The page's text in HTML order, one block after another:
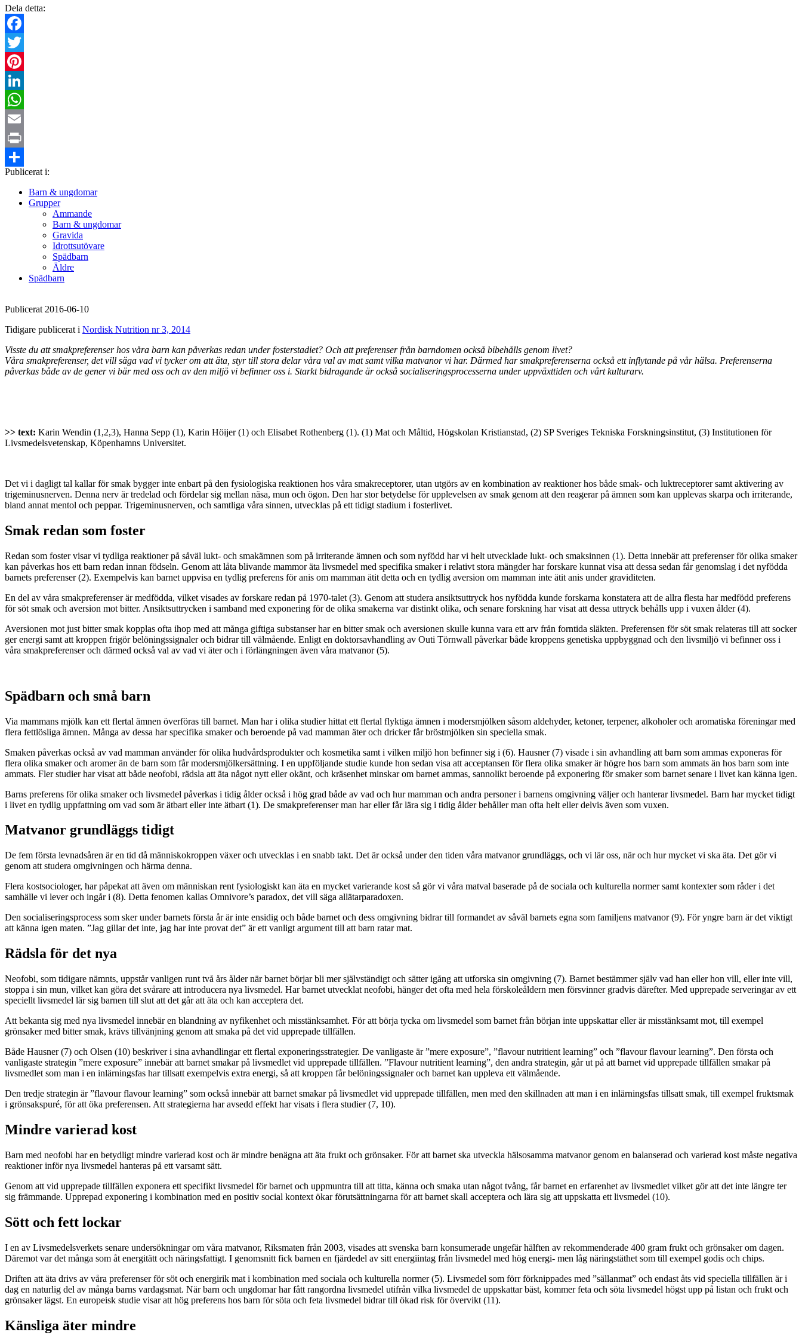
Dela detta:
Facebook
Twitter
Pinterest
LinkedIn
WhatsApp
Email
Print
Dela
Publicerat i:
Barn & ungdomar
Grupper
Ammande
Barn & ungdomar
Gravida
Idrottsutövare
Spädbarn
Äldre
Spädbarn
Publicerat 2016-06-10
Tidigare publicerat i Nordisk Nutrition nr 3, 2014
Visste du att smakpreferenser hos våra barn kan påverkas redan under fosterstadiet? Och att preferenser från barndomen också bibehålls genom livet?
Våra smakpreferenser, det vill säga vad vi tycker om att äta, styr till stora delar våra val av mat samt vilka matvanor vi har. Därmed har smakpreferenserna också ett inflytande på vår hälsa. Preferenserna
påverkas både av de gener vi bär med oss och av den miljö vi befinner oss i. Starkt bidragande är också socialiseringsprocesserna under uppväxttiden och vårt kulturarv.
>> text: Karin Wendin (1,2,3), Hanna Sepp (1), Karin Höijer (1) och Elisabet Rothenberg (1). (1) Mat och Måltid, Högskolan Kristianstad, (2) SP Sveriges Tekniska Forskningsinstitut, (3) Institutionen för
Livsmedelsvetenskap, Köpenhamns Universitet.
Det vi i dagligt tal kallar för smak bygger inte enbart på den fysiologiska reaktionen hos våra smakreceptorer, utan utgörs av en kombination av reaktioner hos både smak- och luktreceptorer samt aktivering av
trigeminusnerven. Denna nerv är tredelad och fördelar sig mellan näsa, mun och ögon. Den har stor betydelse för upplevelsen av smak genom att den reagerar på ämnen som kan upplevas skarpa och irriterande,
bland annat mentol och peppar. Trigeminusnerven, och samtliga våra sinnen, utvecklas på ett tidigt stadium i fosterlivet.
Smak redan som foster
Redan som foster visar vi tydliga reaktioner på såväl lukt- och smakämnen som på irriterande ämnen och som nyfödd har vi helt utvecklade lukt- och smaksinnen (1). Detta innebär att preferenser för olika smaker
kan påverkas hos ett barn redan innan födseln. Genom att låta blivande mammor äta livsmedel med specifika smaker i relativt stora mängder har forskare kunnat visa att dessa sedan får genomslag i det nyfödda
barnets preferenser (2). Exempelvis kan barnet uppvisa en tydlig preferens för anis om mamman ätit detta och en tydlig aversion om mamman inte ätit anis under graviditeten.
En del av våra smakpreferenser är medfödda, vilket visades av forskare redan på 1970-talet (3). Genom att studera ansiktsuttryck hos nyfödda kunde forskarna konstatera att de allra flesta har medfödd preferens
för söt smak och aversion mot bitter. Ansiktsuttrycken i samband med exponering för de olika smakerna var distinkt olika, och senare forskning har visat att dessa uttryck behålls upp i vuxen ålder (4).
Aversionen mot just bitter smak kopplas ofta ihop med att många giftiga substanser har en bitter smak och aversionen skulle kunna vara ett arv från forntida släkten. Preferensen för söt smak relateras till att socker
ger energi samt att kroppen frigör belöningssignaler och bidrar till välmående. Enligt en doktorsavhandling av Outi Törnwall påverkar både kroppens genetiska uppbyggnad och den livsmiljö vi befinner oss i
våra smakpreferenser och därmed också val av vad vi äter och i förlängningen även våra matvanor (5).
Spädbarn och små barn
Via mammans mjölk kan ett flertal ämnen överföras till barnet. Man har i olika studier hittat ett flertal flyktiga ämnen i modersmjölken såsom aldehyder, ketoner, terpener, alkoholer och aromatiska föreningar med
flera fettlösliga ämnen. Många av dessa har specifika smaker och beroende på vad mamman äter och dricker får bröstmjölken sin speciella smak.
Smaken påverkas också av vad mamman använder för olika hudvårdsprodukter och kosmetika samt i vilken miljö hon befinner sig i (6). Hausner (7) visade i sin avhandling att barn som ammas exponeras för
flera olika smaker och aromer än de barn som får modersmjölkersättning. I en uppföljande studie kunde hon sedan visa att acceptansen för flera olika smaker är högre hos barn som ammats än hos barn som inte
ammats. Fler studier har visat att både neofobi, rädsla att äta något nytt eller okänt, och kräsenhet minskar om barnet ammas, sannolikt beroende på exponering för smaker som barnet senare i livet kan känna igen.
Barns preferens för olika smaker och livsmedel påverkas i tidig ålder också i hög grad både av vad och hur mamman och andra personer i barnens omgivning väljer och hanterar livsmedel. Barn har mycket tidigt
i livet en tydlig uppfattning om vad som är ätbart eller inte ätbart (1). De smakpreferenser man har eller får lära sig i tidig ålder behåller man ofta helt eller delvis även som vuxen.
Matvanor grundläggs tidigt
De fem första levnadsåren är en tid då människokroppen växer och utvecklas i en snabb takt. Det är också under den tiden våra matvanor grundläggs, och vi lär oss, när och hur mycket vi ska äta. Det gör vi
genom att studera omgivningen och härma denna.
Flera kostsociologer, har påpekat att även om människan rent fysiologiskt kan äta en mycket varierande kost så gör vi våra matval baserade på de sociala och kulturella normer samt kontexter som råder i det
samhälle vi lever och ingår i (8). Detta fenomen kallas Omnivore’s paradox, det vill säga allätarparadoxen.
Den socialiseringsprocess som sker under barnets första år är inte ensidig och både barnet och dess omgivning bidrar till formandet av såväl barnets egna som familjens matvanor (9). För yngre barn är det viktigt
att känna igen maten. ”Jag gillar det inte, jag har inte provat det” är ett vanligt argument till att barn ratar mat.
Rädsla för det nya
Neofobi, som tidigare nämnts, uppstår vanligen runt två års ålder när barnet börjar bli mer självständigt och sätter igång att utforska sin omgivning (7). Barnet bestämmer själv vad han eller hon vill, eller inte vill,
stoppa i sin mun, vilket kan göra det svårare att introducera nya livsmedel. Har barnet utvecklat neofobi, hänger det ofta med hela förskoleåldern men försvinner gradvis därefter. Med upprepade serveringar av ett
speciellt livsmedel lär sig barnen till slut att det går att äta och kan acceptera det.
Att bekanta sig med nya livsmedel innebär en blandning av nyfikenhet och misstänksamhet. För att börja tycka om livsmedel som barnet från början inte uppskattar eller är misstänksamt mot, till exempel
grönsaker med bitter smak, krävs tillvänjning genom att smaka på det vid upprepade tillfällen.
Både Hausner (7) och Olsen (10) beskriver i sina avhandlingar ett flertal exponeringsstrategier. De vanligaste är ”mere exposure”, ”flavour nutritient learning” och ”flavour flavour learning”. Den första och
vanligaste strategin ”mere exposure” innebär att barnet smakar på livsmedlet vid upprepade tillfällen. ”Flavour nutritient learning”, den andra strategin, går ut på att barnet vid upprepade tillfällen smakar på
livsmedlet som man i en inlärningsfas har tillsatt exempelvis extra energi, så att kroppen får belöningssignaler och barnet kan uppleva ett välmående.
Den tredje strategin är ”flavour flavour learning” som också innebär att barnet smakar på livsmedlet vid upprepade tillfällen, men med den skillnaden att man i en inlärningsfas tillsatt smak, till exempel fruktsmak
i grönsakspuré, för att öka preferensen. Att strategierna har avsedd effekt har visats i flera studier (7, 10).
Mindre varierad kost
Barn med neofobi har en betydligt mindre varierad kost och är mindre benägna att äta frukt och grönsaker. För att barnet ska utveckla hälsosamma matvanor genom en balanserad och varierad kost måste negativa
reaktioner inför nya livsmedel hanteras på ett varsamt sätt.
Genom att vid upprepade tillfällen exponera ett specifikt livsmedel för barnet och uppmuntra till att titta, känna och smaka utan något tvång, får barnet en erfarenhet av livsmedlet vilket gör att det inte längre ter
sig främmande. Upprepad exponering i kombination med en positiv social kontext ökar förutsättningarna för att barnet skall acceptera och lära sig att uppskatta ett livsmedel (10).
Sött och fett lockar
I en av Livsmedelsverkets senare undersökningar om våra matvanor, Riksmaten från 2003, visades att svenska barn konsumerade ungefär hälften av rekommenderade 400 gram frukt och grönsaker om dagen.
Däremot var det många som åt energitätt och näringsfattigt. I genomsnitt fick barnen en fjärdedel av sitt energiintag från livsmedel med hög energi- men låg näringstäthet som till exempel godis och chips.
Driften att äta drivs av våra preferenser för söt och energirik mat i kombination med sociala och kulturella normer (5). Livsmedel som förr förknippades med ”sällanmat” och endast åts vid speciella tillfällen är i
dag en naturlig del av många barns vardagsmat. När barn och ungdomar har fått rangordna livsmedel utifrån vilka livsmedel de uppskattar bäst, kommer feta och söta livsmedel högst upp på listan och frukt och
grönsaker lägst. En europeisk studie visar att hög preferens hos barn för söta och feta livsmedel bidrar till ökad risk för övervikt (11).
Känsliga äter mindre